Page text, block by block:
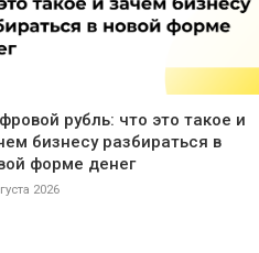
рубль: что это такое и
бизнесу разбираться в
форме денег
2026